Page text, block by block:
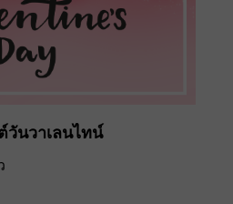
วันวาเลนไทน์